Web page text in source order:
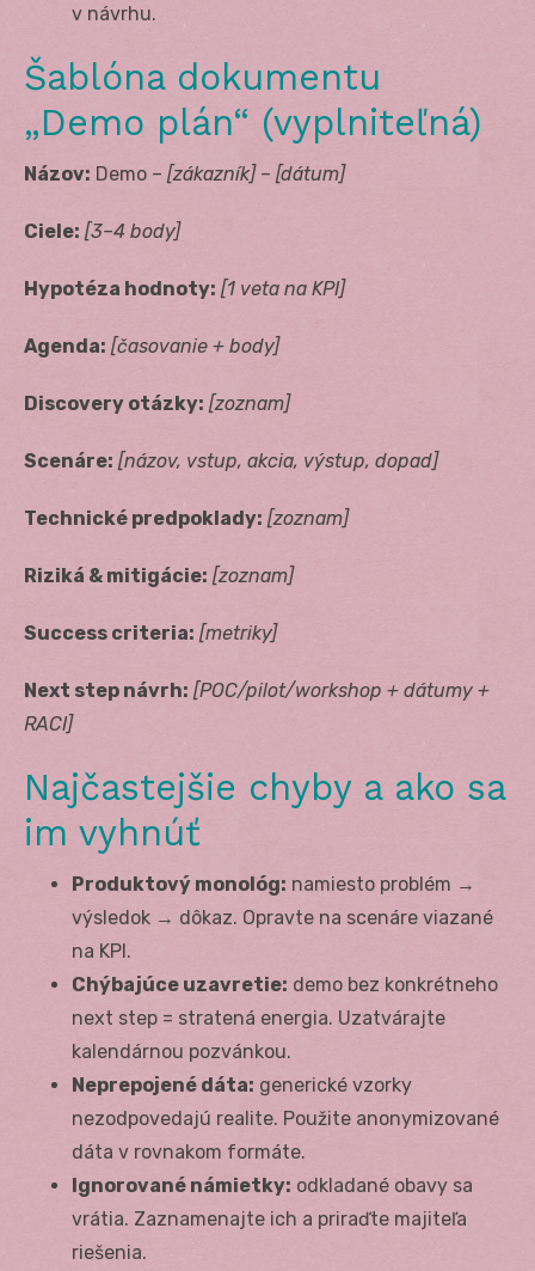
v návrhu.
Šablóna dokumentu
„Demo plán“ (vyplniteľná)
Názov: Demo – [zákazník]– [dátum]
Ciele: [3–4 body]
Hypotéza hodnoty: [1 veta na KPI]
Agenda: [časovanie + body]
Discovery otázky: [zoznam]
Scenáre: [názov, vstup, akcia, výstup, dopad]
Technické predpoklady: [zoznam]
Riziká & mitigácie: [zoznam]
Success criteria: [metriky]
Next step návrh: [POC/pilot/workshop + dátumy +
RACI]
Najčastejšie chyby a ako sa
im vyhnúť
Produktový monológ: namiesto problém →
výsledok → dôkaz. Opravte na scenáre viazané
na KPI.
Chýbajúce uzavretie: demo bez konkrétneho
next step = stratená energia. Uzatvárajte
kalendárnou pozvánkou.
Neprepojené dáta: generické vzorky
nezodpovedajú realite. Použite anonymizované
dáta v rovnakom formáte.
Ignorované námietky: odkladané obavy sa
vrátia. Zaznamenajte ich a priraďte majiteľa
riešenia.